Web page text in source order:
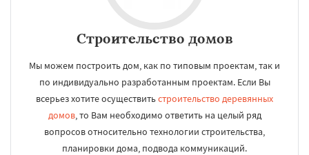
Строительство домов
Мы можем построить дом, как по типовым проектам, так и
по индивидуально разработанным проектам. Если Вы
всерьез хотите осуществитьстроительство деревянных
домов, то Вам необходимо ответить на целый ряд
вопросов относительно технологии строительства,
планировки дома, подвода коммуникаций.